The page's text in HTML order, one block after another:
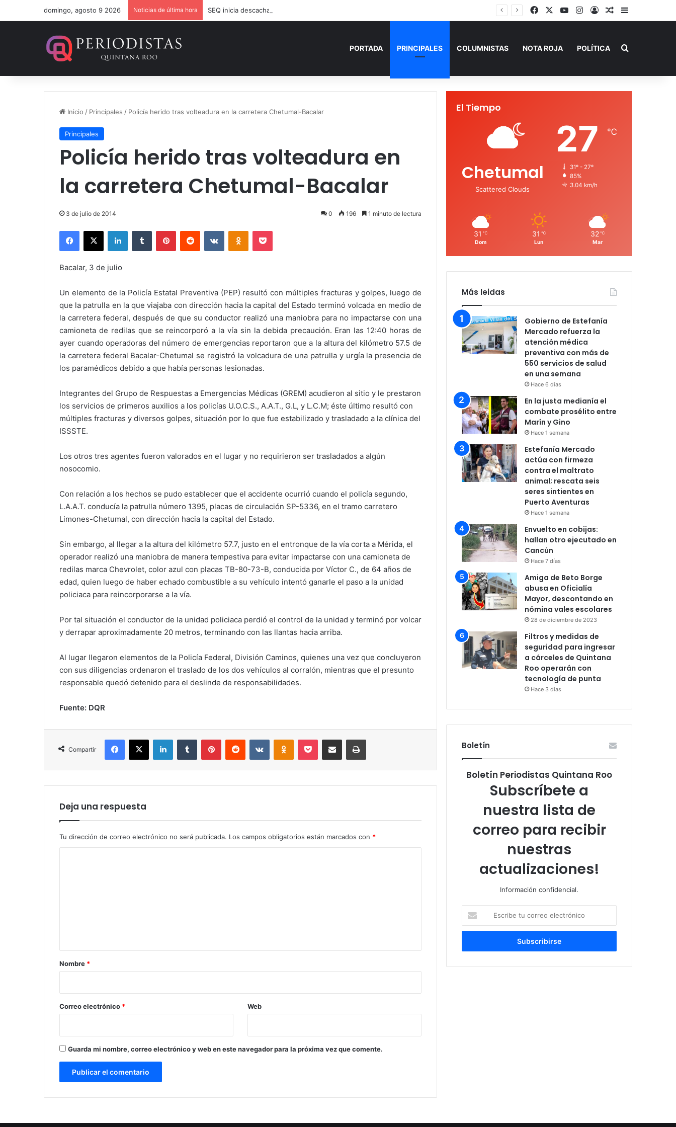
domingo, agosto 9 2026 Noticias de última hora FacebookYouTubeInstagram
AccesoPublicación al
Barra lateral
PORTADA PRINCIPALES COLUMNISTAS NOTA ROJA POLÍTICA Buscar por
Inicio / Principales / Policía herido tras volteadura en la carretera Chetumal-Bacalar
Principales
Policía herido tras volteadura en
la carretera Chetumal-Bacalar
3 de julio de 2014 0 196 1 minuto de lectura
Facebook
X LinkedInTumblr PinterestReddit VKontakteOdnoklassniki
Pocket
Bacalar, 3 de julio
Un elemento de la Policía Estatal Preventiva (PEP) resultó con múltiples fracturas y golpes, luego de
que la patrulla en la que viajaba con dirección hacia la capital del Estado terminó volcada en medio de
la carretera federal, después de que su conductor realizó una maniobra para no impactarse con una
camioneta de redilas que se reincorporó a la vía sin la debida precaución. Eran las 12:40 horas de
ayer cuando operadoras del número de emergencias reportaron que a la altura del kilómetro 57.5 de
la carretera federal Bacalar-Chetumal se registró la volcadura de una patrulla y urgía la presencia de
los paramédicos debido a que había personas lesionadas.
Integrantes del Grupo de Respuestas a Emergencias Médicas (GREM) acudieron al sitio y le prestaron
los servicios de primeros auxilios a los policías U.O.C.S., A.A.T., G.L, y L.C.M; éste último resultó con
múltiples fracturas y diversos golpes, situación por lo que fue estabilizado y trasladado a la clínica del
ISSSTE.
Los otros tres agentes fueron valorados en el lugar y no requirieron ser trasladados a algún
nosocomio.
Con relación a los hechos se pudo establecer que el accidente ocurrió cuando el policía segundo,
L.A.A.T. conducía la patrulla número 1395, placas de circulación SP-5336, en el tramo carretero
Limones-Chetumal, con dirección hacia la capital del Estado.
Sin embargo, al llegar a la altura del kilómetro 57.7, justo en el entronque de la vía corta a Mérida, el
operador realizó una maniobra de manera tempestiva para evitar impactarse con una camioneta de
redilas marca Chevrolet, color azul con placas TB-80-73-B, conducida por Víctor C., de 64 años de
edad, quien luego de haber echado combustible a su vehículo intentó ganarle el paso a la unidad
policiaca para reincorporarse a la vía.
Por tal situación el conductor de la unidad policiaca perdió el control de la unidad y terminó por volcar
y derrapar aproximadamente 20 metros, terminando con las llantas hacia arriba.
Al lugar llegaron elementos de la Policía Federal, División Caminos, quienes una vez que concluyeron
con sus diligencias ordenaron el traslado de los dos vehículos al corralón, mientras que el presunto
responsable quedó detenido para el deslinde de responsabilidades.
Fuente: DQR
Compartir
Facebook
X LinkedInTumblr PinterestReddit VKontakteOdnoklassniki
Pocket Compartir por correo electrónicoImprimir
Deja una respuesta
Tu dirección de correo electrónico no será publicada. Los campos obligatorios están marcados con *
r
*
Nombre *
Correo electrónico * Web
Guarda mi nombre, correo electrónico y web en este navegador para la próxima vez que comente.
El Tiempo
Chetumal
Scattered Clouds
27 ℃
31º - 27º
85%
3.04 km/h
31 ℃
Dom
31 ℃
Lun
32 ℃
Mar
Más leidas
Gobierno de Estefanía
Mercado refuerza la
atención médica
preventiva con más de
550 servicios de salud
en una semana
Hace 6 días
En la justa medianía el
combate prosélito entre
Marín y Gino
Hace 1 semana
Estefanía Mercado
actúa con firmeza
contra el maltrato
animal; rescata seis
seres sintientes en
Puerto Aventuras
Hace 1 semana
Envuelto en cobijas:
hallan otro ejecutado en
Cancún
Hace 7 días
Amiga de Beto Borge
abusa en Oficialía
Mayor, descontando en
nómina vales escolares
28 de diciembre de 2023
Filtros y medidas de
seguridad para ingresar
a cárceles de Quintana
Roo operarán con
tecnología de punta
Hace 3 días
Boletín
Boletín Periodistas Quintana Roo
Subscríbete a
nuestra lista de
correo para recibir
nuestras
actualizaciones!
Información confidencial.
tu
correo